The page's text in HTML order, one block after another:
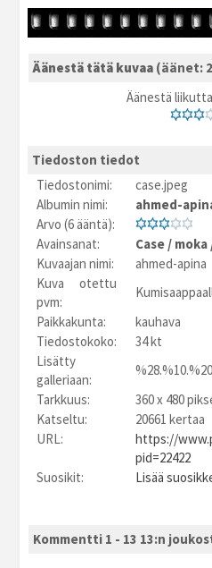
Äänestä tätä kuvaa (äänet:
Äänestä
Tiedoston tiedot
Tiedostonimi:
case.jpeg
Albumin nimi:
ahmed-
Arvo (6 ääntä):
Avainsanat:
Case / moka
Kuvaajan nimi:
ahmed-apina
Kuva otettu
pvm:
Paikkakunta:
kauhava
Tiedostokoko:
34 kt
Lisätty
galleriaan:
Tarkkuus:
360 x 480
Katseltu:
20661 kertaa
URL:
https://
pid=22422
Suosikit:
Lisää
Kommentti 1 - 13 13:n